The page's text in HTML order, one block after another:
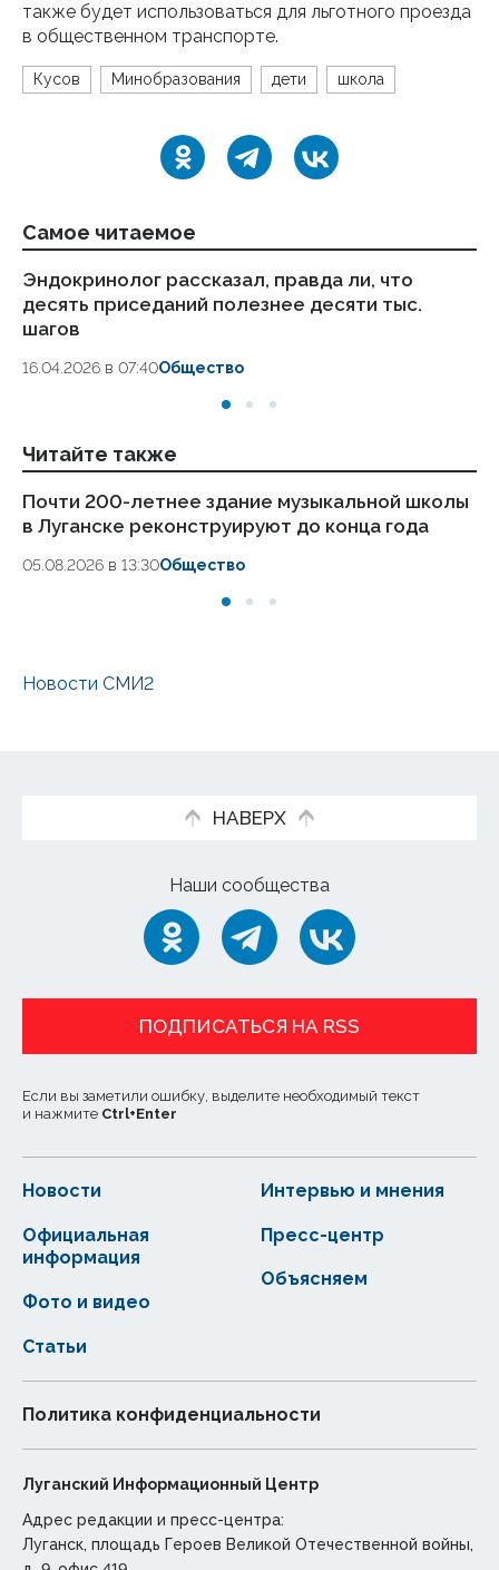
также будет использоваться для льготного проезда
в общественном транспорте.
Кусов Минобразования дети школа
Самое читаемое
Эндокринолог рассказал, правда ли, что
десять приседаний полезнее десяти тыс.
шагов
16.04.2026 в 07:40Общество
Читайте также
Почти 200-летнее здание музыкальной школы
в Луганске реконструируют до конца года
05.08.2026 в 13:30Общество
Новости СМИ2
НАВЕРХ
Наши сообщества
ПОДПИСАТЬСЯ НА RSS
Если вы заметили ошибку, выделите необходимый текст
и нажмите Ctrl+Enter
Новости
Статьи
Официальная
информация
Интервью и мнения
Фото и видео
Пресс-центр
Объясняем
Политика конфиденциальности
Луганский Информационный Центр
Адрес редакции и пресс-центра:
Луганск, площадь Героев Великой Отечественной войны,